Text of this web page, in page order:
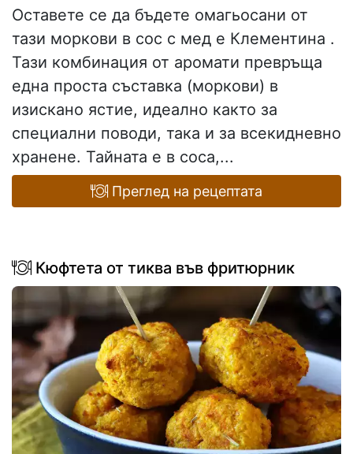
Оставете се да бъдете омагьосани от
тази моркови в сос с мед e Клементина .
Тази комбинация от аромати превръща
една проста съставка (моркови) в
изискано ястие, идеално както за
специални поводи, така и за всекидневно
хранене. Тайната е в соса,...
Преглед на рецептата
Кюфтета от тиква във фритюрник